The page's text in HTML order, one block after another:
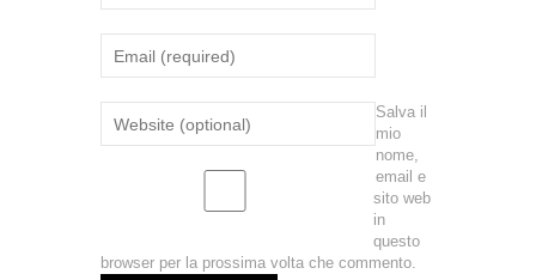
Salva il
mio
nome,
email e
sito web
in
questo
browser per la prossima volta che commento.